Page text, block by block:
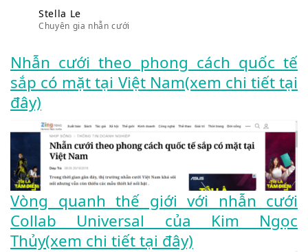
Stella Le
Chuyên gia nhẫn cưới
Nhẫn cưới theo phong cách quốc tế
sắp có mặt tại Việt Nam(xem chi tiết tại
đây)
Vòng quanh thế giới với nhẫn cưới
Collab Universal của Kim Ngọc
Thủy(xem chi tiết tại đây)